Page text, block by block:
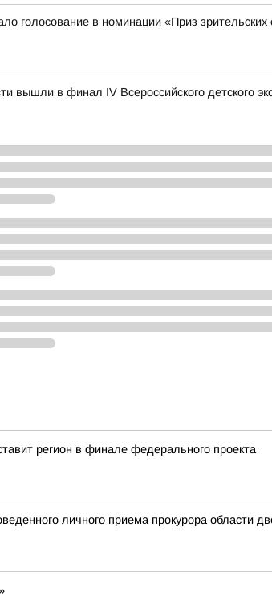
голосование в номинации «Приз
вышли в финал IV Всероссийского детского
регион в финале федерального проекта
личного приема прокурора